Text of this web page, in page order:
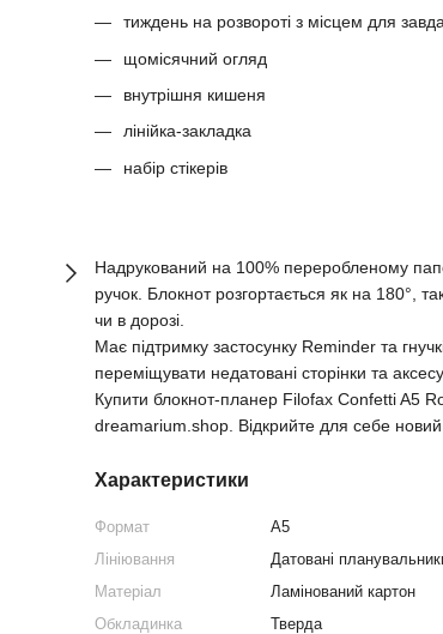
тиждень на розвороті з місцем для
щомісячний огляд
внутрішня кишеня
лінійка-закладка
набір стікерів
Надрукований на 100% переробленому
ручок. Блокнот розгортається як на 180°,
чи в дорозі.
Має підтримку застосунку Reminder та
переміщувати недатовані сторінки та
Купити блокнот-планер Filofax Confetti A5
dreamarium.shop. Відкрийте для себе новий
Характеристики
Формат
A5
Лініювання
Датовані
Матеріал
Ламінований картон
Обкладинка
Тверда